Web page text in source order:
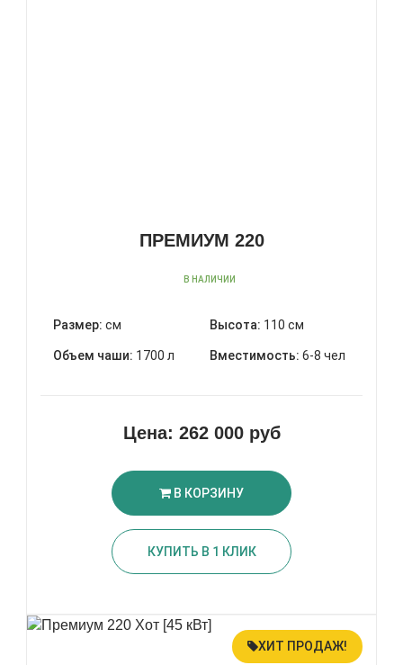
ПРЕМИУМ 220
В НАЛИЧИИ
Размер: см Высота: 110 см
Объем чаши: 1700 л Вместимость: 6-8 чел
Цена: 262 000 руб
В КОРЗИНУ
КУПИТЬ В 1 КЛИК
ХИТ ПРОДАЖ!